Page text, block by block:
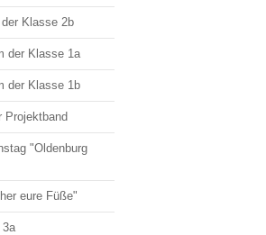
Klasse 2b
der Klasse 1a
der Klasse 1b
Projektband
"Oldenburg
eure Füße"
3a